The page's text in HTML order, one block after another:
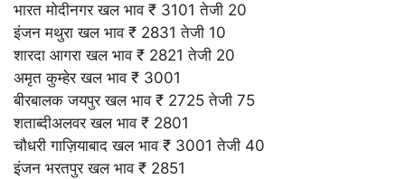
भारत मोदीनगर खल भाव ₹ 3101 तेजी 20
इंजन मथुरा खल भाव ₹ 2831 तेजी 10
शारदा आगरा खल भाव ₹ 2821 तेजी 20
अमृत कुम्हेर खल भाव ₹ 3001
बीरबालक जयपुर खल भाव ₹ 2725 तेजी 75
शताब्दीअलवर खल भाव ₹ 2801
चौधरी गाज़ियाबाद खल भाव ₹ 3001 तेजी 40
इंजन भरतपुर खल भाव ₹ 2851